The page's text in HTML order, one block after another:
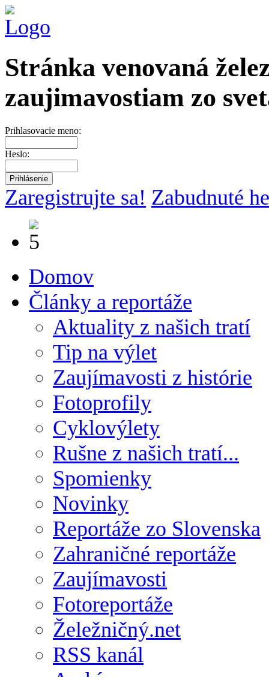
Stránka venovaná
zaujimavostiam zo
Prihlasovacie meno:
Heslo:
Zaregistrujte sa! Zabudnuté
Domov
Články a reportáže
Aktuality z našich tratí
Tip na výlet
Zaujímavosti z histórie
Fotoprofily
Cyklovýlety
Rušne z našich tratí...
Spomienky
Novinky
Reportáže zo Slovenska
Zahraničné reportáže
Zaujímavosti
Fotoreportáže
Želežničný.net
RSS kanál